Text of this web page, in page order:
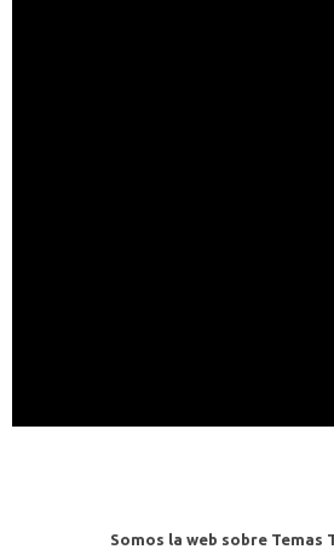
Somos la web sobre Temas